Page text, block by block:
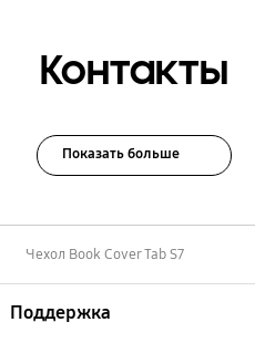
Контакты
Показать больше
Чехол Book Cover Tab S7
Поддержка